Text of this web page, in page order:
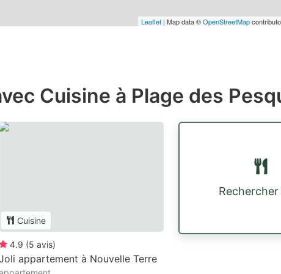
Leaflet | Map data ©OpenStreetMap
Cuisine à Plage des
Cuisine
4.9 (5 avis)
appartement à Nouvelle Terre